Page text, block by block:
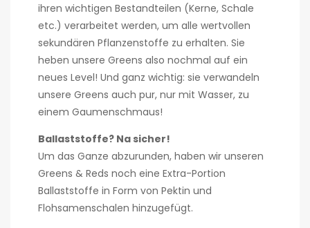
ihren wichtigen Bestandteilen (Kerne, Schale
etc.) verarbeitet werden, um alle wertvollen
sekundären Pflanzenstoffe zu erhalten. Sie
heben unsere Greens also nochmal auf ein
neues Level! Und ganz wichtig: sie verwandeln
unsere Greens auch pur, nur mit Wasser, zu
einem Gaumenschmaus!
Ballaststoffe? Na sicher!
Um das Ganze abzurunden, haben wir unseren
Greens & Reds noch eine Extra-Portion
Ballaststoffe in Form von Pektin und
Flohsamenschalen hinzugefügt.